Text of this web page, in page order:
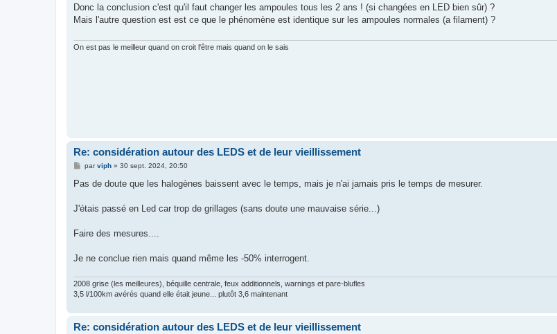
s
a
Donc la conclusion c'est qu'il faut changer les ampoules tous les 2 ans ! (si changées en LED bien sûr) ?
Mais l'autre question est est ce que le phénomène est identique sur les ampoules normales (a filament) ?
On est pas le meilleur quand on croit l'être mais quand on le sais
Re: considération autour des LEDS et de leur vieillissement
M
s
g
parviph» 30 sept. 2024, 20:50
Pas de doute que les halogènes baissent avec le temps, mais je n'ai jamais pris le temps de mesurer.
J'étais passé en Led car trop de grillages (sans doute une mauvaise série...)
Faire des mesures....
Je ne conclue rien mais quand même les -50% interrogent.
2008 grise (les meilleures), béquille centrale, feux additionnels, warnings et pare-blufles
3,5 l/100km avérés quand elle était jeune... plutôt 3,6 maintenant
Re: considération autour des LEDS et de leur vieillissement